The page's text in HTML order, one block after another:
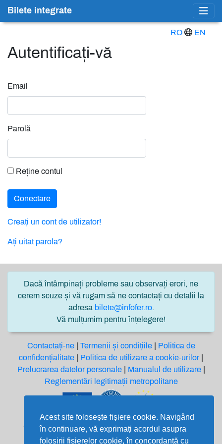
Acest site folosește fișiere cookie. Navigând
în continuare, vă exprimați acordul asupra
folosirii fișierelor cookie, în concordanță cu
Bilete integrate
RO EN
Autentificați-vă
Email
Parolă
Reține contul
Conectare
Creați un cont de utilizator!
Ați uitat parola?
Dacă întâmpinați probleme sau observați erori, ne
cerem scuze și vă rugam să ne contactați cu detalii la
adresa bilete@infofer.ro.
Vă mulțumim pentru înțelegere!
Contactați-ne| Termenii și condițiile| Politica de
confidențialitate
Politica de utilizare a cookie-urilor|
Prelucrarea datelor personale| Manualul de utilizare|
Reglementări legitimații metropolitane
Soluție software finanțată din Fondul European de
Dezvoltare Regională prin